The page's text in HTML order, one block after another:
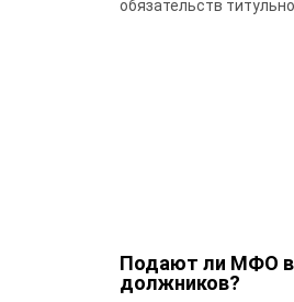
обязательств
Подают ли МФО в
должников?